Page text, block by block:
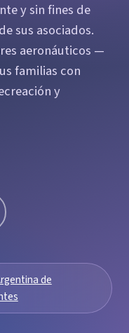
y sin fines de
sus asociados.
aeronáuticos —
familias con
y
de